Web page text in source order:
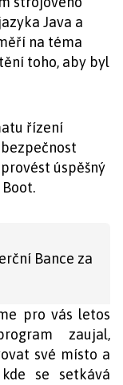
Java a
na téma
toho, aby byl
řízení
úspěšný
Bance za
pro vás letos
zaujal,
své místo a
se setkává